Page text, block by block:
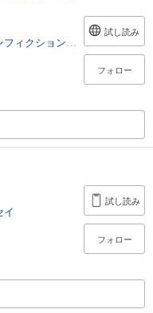
クション・ドキュメンタリー
試し読み
フォロー
イ
試し読み
フォロー